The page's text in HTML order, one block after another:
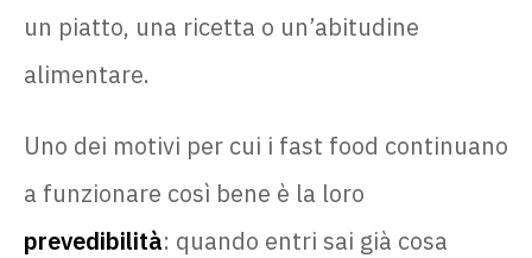
un piatto, una ricetta o un’abitudine
alimentare.
Uno dei motivi per cui i fast food continuano
a funzionare così bene è la loro
prevedibilità: quando entri sai già cosa